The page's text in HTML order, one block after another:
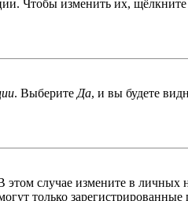
Чтобы изменить их,
. Выберите Да, и вы будете
случае измените в личных
только